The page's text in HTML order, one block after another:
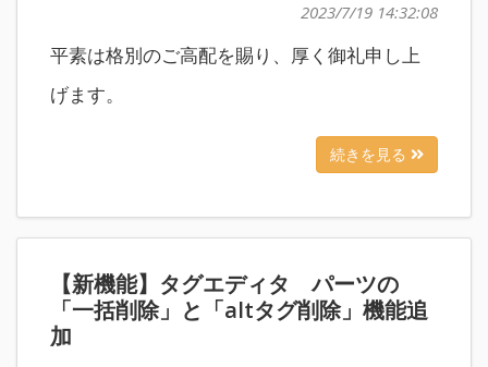
2023/7/19 14:32:08
平素は格別のご高配を賜り、厚く御礼申し上
げます。
続きを見る
【新機能】タグエディタ パーツの
「一括削除」と「altタグ削除」機能追
加